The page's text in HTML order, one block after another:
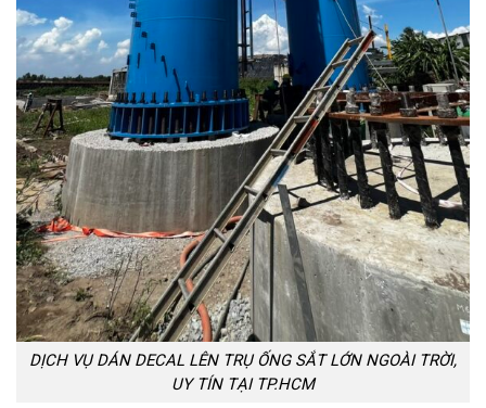
DỊCH VỤ DÁN DECAL LÊN TRỤ ỐNG SẮT LỚN NGOÀI TRỜI,
UY TÍN TẠI TP.HCM